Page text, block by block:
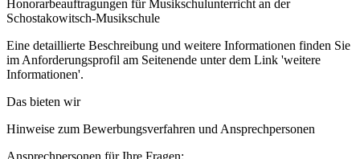
Honorarbeauftragungen für Musikschulunterricht an der
Schostakowitsch-Musikschule
Eine detaillierte Beschreibung und weitere Informationen finden Sie
im Anforderungsprofil am Seitenende unter dem Link 'weitere
Informationen'.
Das bieten wir
Hinweise zum Bewerbungsverfahren und Ansprechpersonen